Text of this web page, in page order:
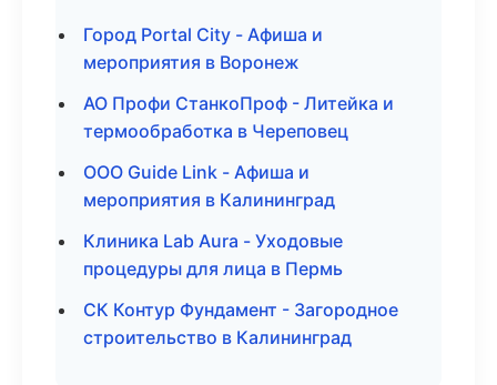
Город Portal City - Афиша и
мероприятия в Воронеж
АО Профи СтанкоПроф - Литейка и
термообработка в Череповец
ООО Guide Link - Афиша и
мероприятия в Калининград
Клиника Lab Aura - Уходовые
процедуры для лица в Пермь
СК Контур Фундамент - Загородное
строительство в Калининград